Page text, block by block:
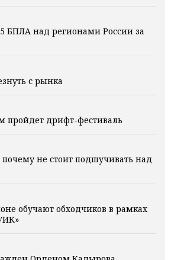
БПЛА над регионами России за
с рынка
пройдет дрифт-фестиваль
почему не стоит подшучивать над
обучают обходчиков в рамках